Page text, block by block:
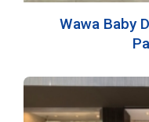
Wawa Baby